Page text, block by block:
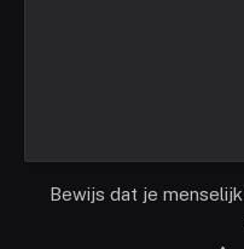
Bewijs dat je